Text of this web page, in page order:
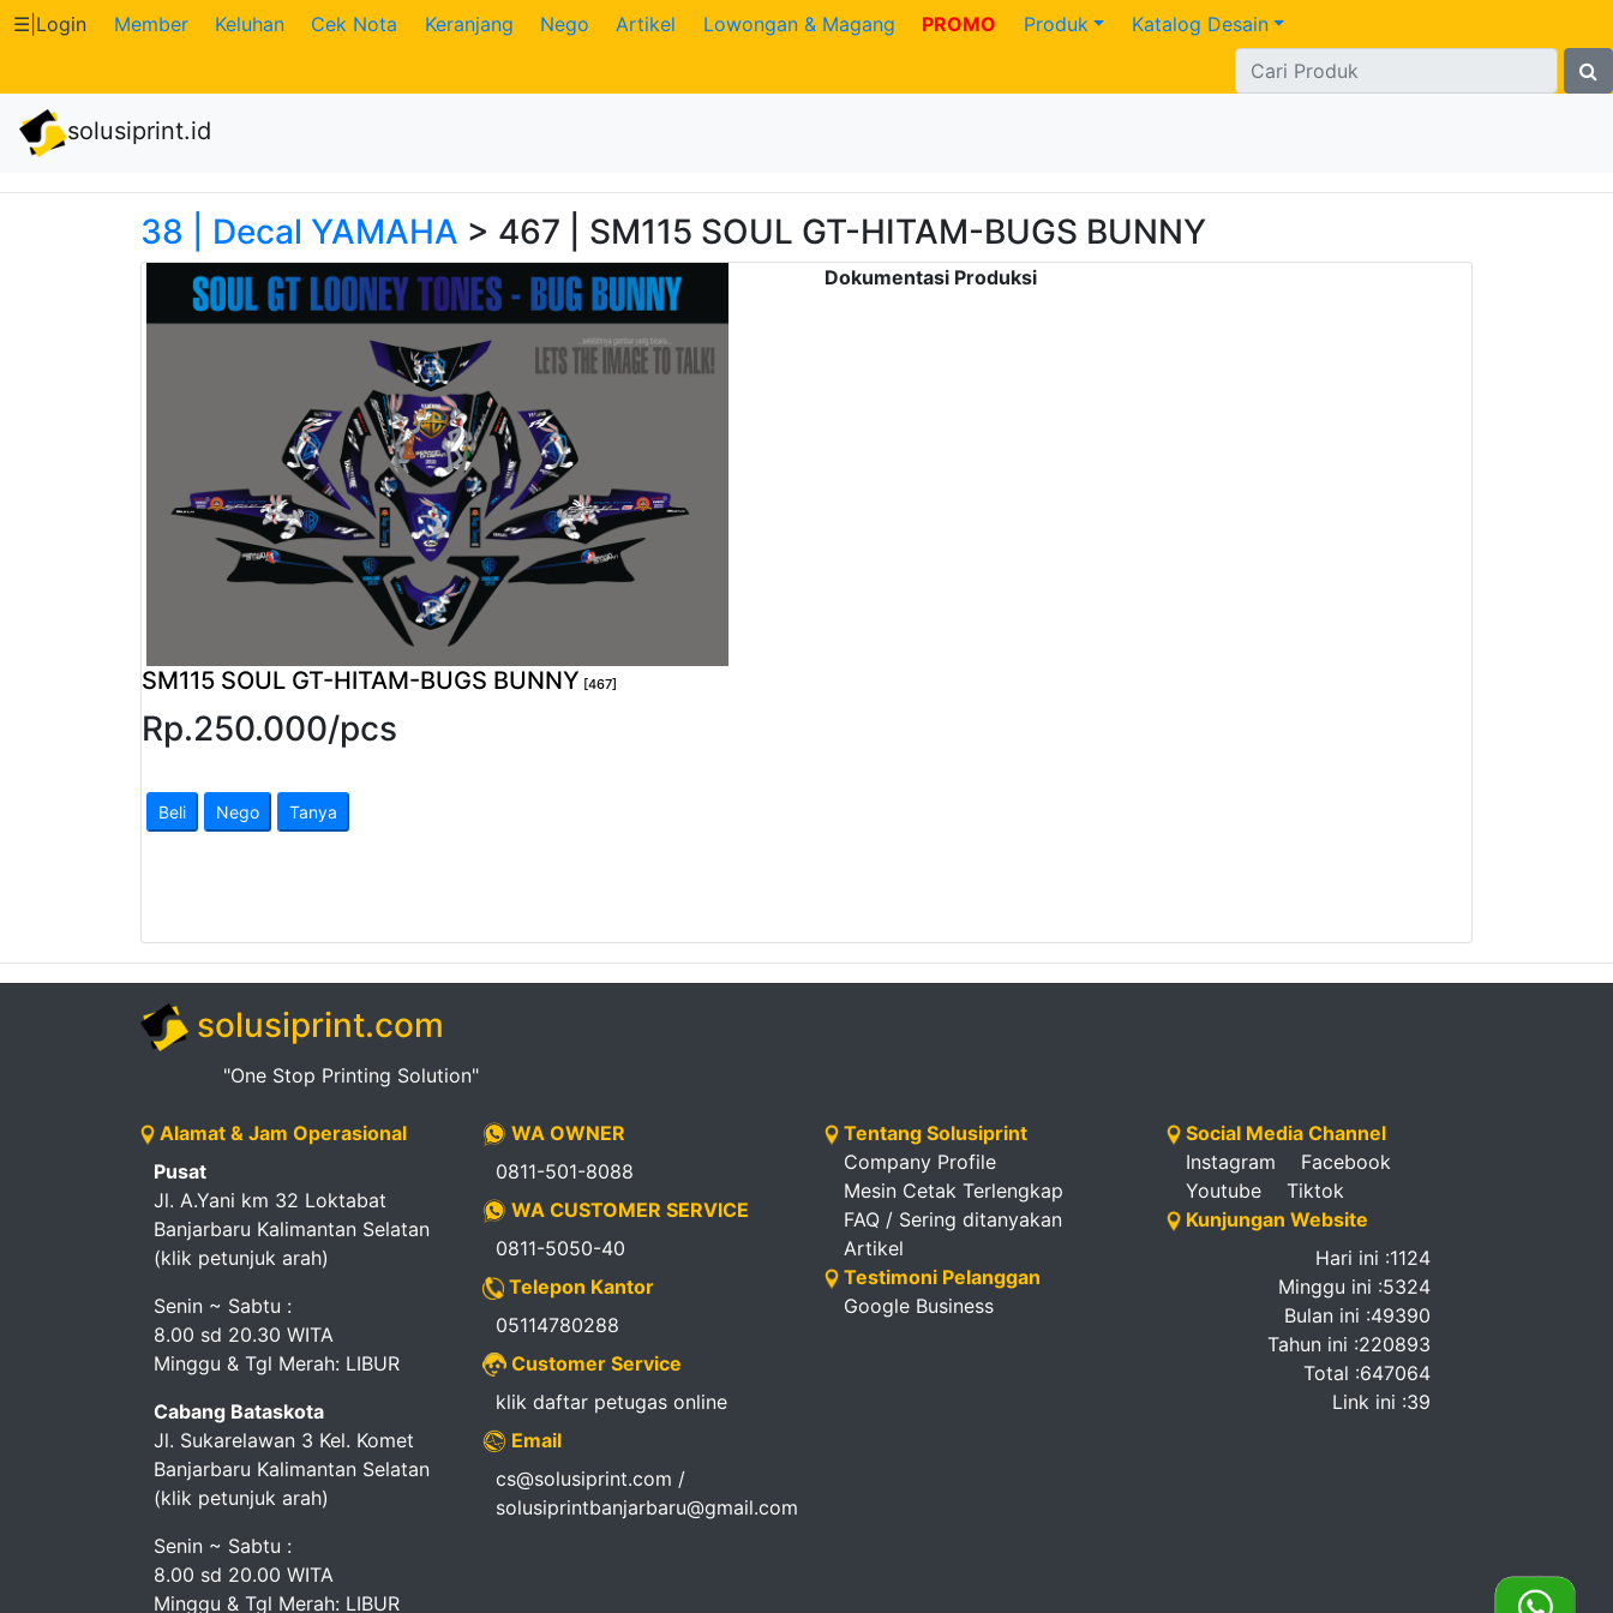
Katalog
Produk
Petugas
Riwayat
Transaksi
Pembayaran
Password
☰ Login Member Keluhan Cek Nota Keranjang Nego Artikel Lowongan & Magang PROMO Produk Katalog Desain
solusiprint.id
38 | Decal YAMAHA > 467 | SM115 SOUL GT-HITAM-BUGS BUNNY
SM115 SOUL GT-HITAM-BUGS BUNNY [467]
Rp.250.000/pcs
Beli Nego Tanya
Dokumentasi Produksi
solusiprint.com
"One Stop Printing Solution"
Alamat & Jam Operasional
Pusat
Jl. A.Yani km 32 Loktabat
Banjarbaru Kalimantan Selatan
(klik petunjuk arah)
Senin ~ Sabtu :
8.00 sd 20.30 WITA
Minggu & Tgl Merah: LIBUR
Cabang Bataskota
Jl. Sukarelawan 3 Kel. Komet
Banjarbaru Kalimantan Selatan
(klik petunjuk arah)
Senin ~ Sabtu :
8.00 sd 20.00 WITA
Minggu & Tgl Merah: LIBUR
WA OWNER
0811-501-8088
WA CUSTOMER SERVICE
0811-5050-40
Telepon Kantor
05114780288
Customer Service
klik daftar petugas online
Email
cs@solusiprint.com /
solusiprintbanjarbaru@gmail.com
Tentang Solusiprint
Company Profile
Mesin Cetak Terlengkap
FAQ / Sering ditanyakan
Artikel
Testimoni Pelanggan
Google Business
Social Media Channel
Instagram
Facebook
Youtube
Tiktok
Kunjungan Website
Hari ini :1124
Minggu ini :5324
Bulan ini :49390
Tahun ini :220893
Total :647064
Link ini :39